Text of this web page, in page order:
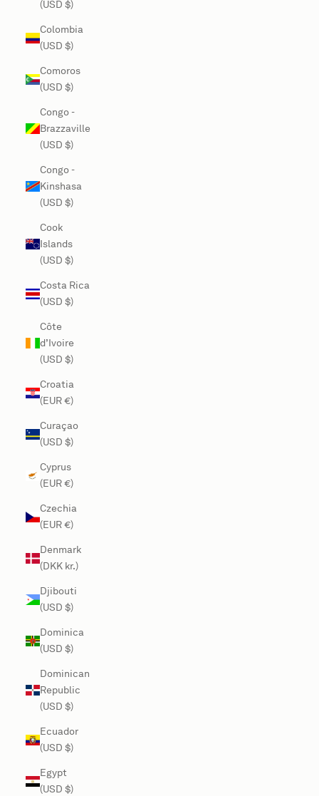
(USD $)
Colombia
(USD $)
Comoros
(USD $)
Congo -
Brazzaville
(USD $)
Congo -
Kinshasa
(USD $)
Cook
Islands
(USD $)
Costa Rica
(USD $)
Côte
d’Ivoire
(USD $)
Croatia
(EUR €)
Curaçao
(USD $)
Cyprus
(EUR €)
Czechia
(EUR €)
Denmark
(DKK kr.)
Djibouti
(USD $)
Dominica
(USD $)
Dominican
Republic
(USD $)
Ecuador
(USD $)
Egypt
(USD $)